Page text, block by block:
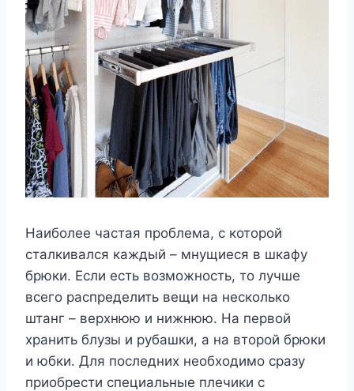
Наиболее частая проблема, с которой
сталкивался каждый – мнущиеся в шкафу
брюки. Если есть возможность, то лучше
всего распределить вещи на несколько
штанг – верхнюю и нижнюю. На первой
хранить блузы и рубашки, а на второй брюки
и юбки. Для последних необходимо сразу
приобрести специальные плечики с